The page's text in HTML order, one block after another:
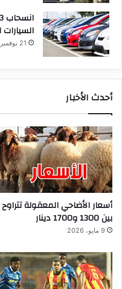
21 نوفمبر، 2024
أحدث الأخبار
أسعار الأضاحي المعقولة تتراوح
بين 1300 و1700 دينار
9 مايو، 2026